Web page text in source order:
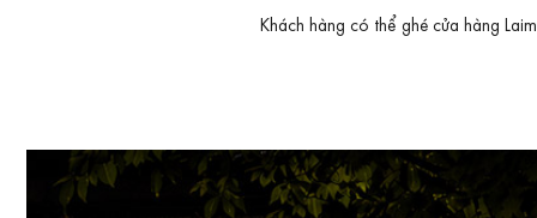
Khách hàng có thể ghé cửa hàng